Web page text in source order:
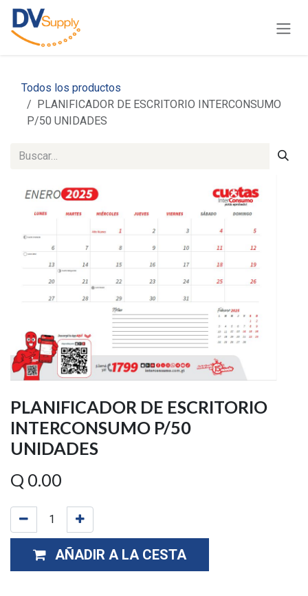
Ir al contenido
Todos los productos
PLANIFICADOR DE ESCRITORIO INTERCONSUMO
P/50 UNIDADES
PLANIFICADOR DE ESCRITORIO
INTERCONSUMO P/50
UNIDADES
Q 0.00
AÑADIR A LA CESTA